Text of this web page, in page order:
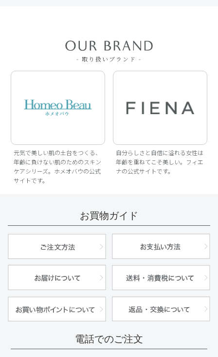
- 取り扱いブランド -
元気で美しい肌の土台をつくる、
年齢に負けない肌のためのスキン
ケアシリーズ。ホメオバウの公式
サイトです。
自分らしさと自信に溢れる女性は
年齢を重ねてこそ美しい。フィエ
ナの公式サイトです。
電話でのご注文
お買物ガイド